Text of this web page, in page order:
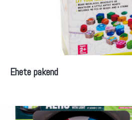
Ehete pakend